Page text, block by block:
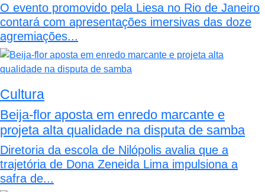
O evento promovido pela Liesa no Rio de Janeiro
contará com apresentações imersivas das doze
agremiações...
Cultura
Beija-flor aposta em enredo marcante e
projeta alta qualidade na disputa de samba
Diretoria da escola de Nilópolis avalia que a
trajetória de Dona Zeneida Lima impulsiona a
safra de...